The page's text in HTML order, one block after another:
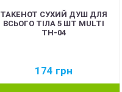
TAKEHOT СУХИЙ ДУШ ДЛЯ
ВСЬОГО ТІЛА 5 ШТ MULTI
TH-04
174 грн